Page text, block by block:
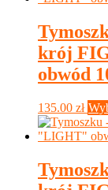
krój
obwód
135.00 zł